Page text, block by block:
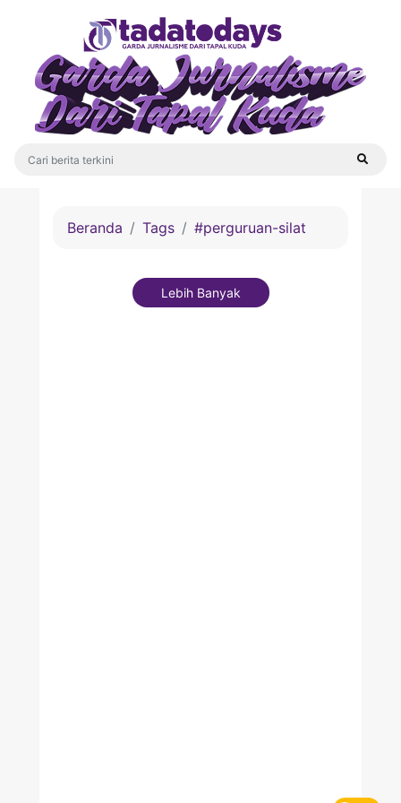
Beranda Tags #perguruan-silat
Lebih Banyak